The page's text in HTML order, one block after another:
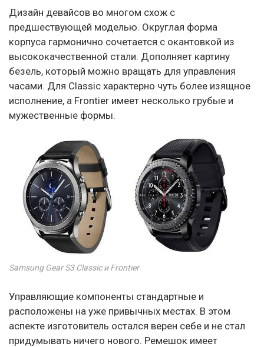
Дизайн девайсов во многом схож с
предшествующей моделью. Округлая форма
корпуса гармонично сочетается с окантовкой из
высококачественной стали. Дополняет картину
безель, который можно вращать для управления
часами. Для Classic характерно чуть более изящное
исполнение, а Frontier имеет несколько грубые и
мужественные формы.
Samsung Gear S3 Classic и Frontier
Управляющие компоненты стандартные и
расположены на уже привычных местах. В этом
аспекте изготовитель остался верен себе и не стал
придумывать ничего нового. Ремешок имеет